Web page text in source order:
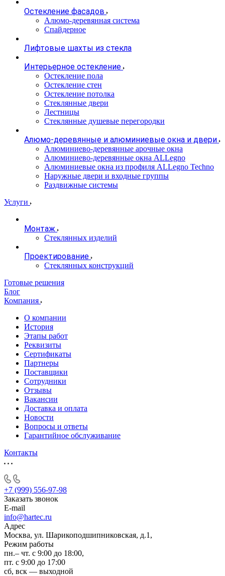
Остекление фасадов
Алюмо-деревянная система
Спайдерное
Лифтовые шахты из стекла
Интерьерное остекление
Остекление пола
Остекление стен
Остекление потолка
Стеклянные двери
Лестницы
Стеклянные душевые перегородки
Алюмо-деревянные и алюминиевые окна и двери
Алюминиево-деревянные арочные окна
Алюминиево-деревянные окна ALLegno
Алюминиевые окна из профиля ALLegno Techno
Наружные двери и входные группы
Раздвижные системы
Услуги
Монтаж
Стеклянных изделий
Проектирование
Стеклянных конструкций
Готовые решения
Блог
Компания
О компании
История
Этапы работ
Реквизиты
Сертификаты
Партнеры
Поставщики
Сотрудники
Отзывы
Вакансии
Доставка и оплата
Новости
Вопросы и ответы
Гарантийное обслуживание
Контакты
+7 (999) 556-97-98
Заказать звонок
E-mail
info@hartec.ru
Адрес
Москва, ул. Шарикоподшипниковская, д.1,
Режим работы
пн.– чт. с 9:00 до 18:00,
пт. с 9:00 до 17:00
сб, вск — выходной